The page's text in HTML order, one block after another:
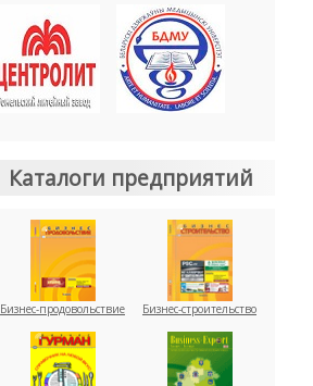
Каталоги предприятий
Бизнес-продовольствие Бизнес-строительство